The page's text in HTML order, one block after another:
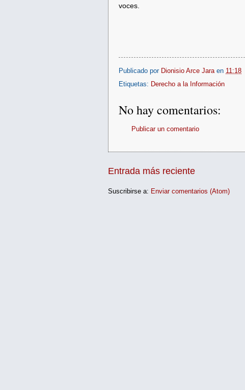
voces.
Publicado por Dionisio Arce Jara en 11:18
Etiquetas: Derecho a la Información
No hay comentarios:
Publicar un comentario
Entrada más reciente
Suscribirse a: Enviar comentarios (Atom)